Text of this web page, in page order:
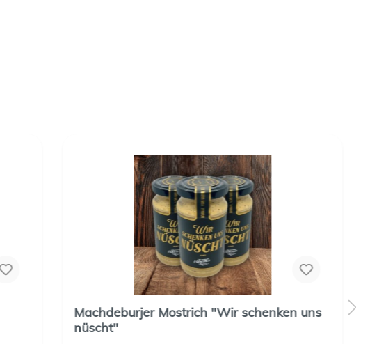
Machdeburjer Mostrich "Wir schenken uns
nüscht"